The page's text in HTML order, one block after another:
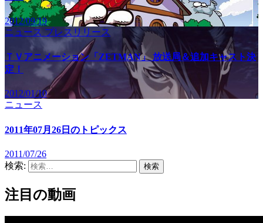
2012/09/19
ニュース プレスリリース
ＴＶアニメーション「ZETMAN」 放送局＆追加キャスト決
定！
2012/01/10
ニュース
2011年07月26日のトピックス
2011/07/26
検索:
注目の動画